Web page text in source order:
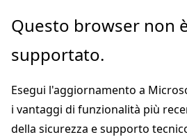
Ignora
passa
contenuto
principale
Questo browser non
supportato.
Esegui l'aggiornamento a
i vantaggi di funzionalità più
della sicurezza e supporto